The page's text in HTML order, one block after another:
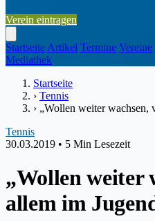
Verein eintragen
Startseite Artikel Termine Vereine
Mediathek
Startseite
› Tennis
› „Wollen weiter
Tennis
30.03.2019 • 5 Min Lesezeit
„Wollen weiter
allem im